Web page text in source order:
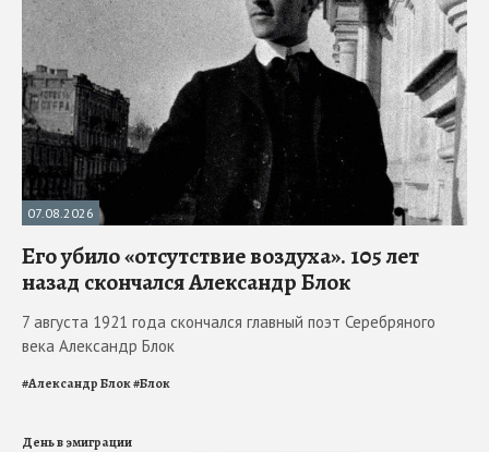
07.08.2026
Его убило «отсутствие воздуха». 105 лет
назад скончался Александр Блок
7 августа 1921 года скончался главный поэт Серебряного
века Александр Блок
#Александр Блок#Блок
День в эмиграции